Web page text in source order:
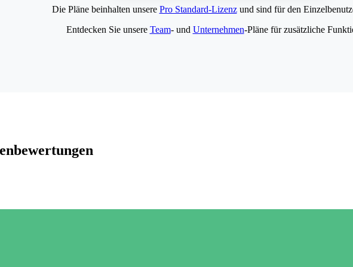
Die Pläne beinhalten unsere Pro Standard-Lizenzund sind für den
Entdecken Sie unsere Team- und Unternehmen-Pläne für zusätzliche